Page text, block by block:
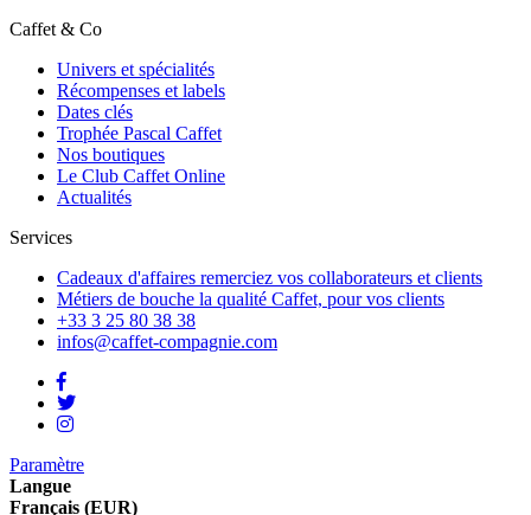
Caffet & Co
Univers et spécialités
Récompenses et labels
Dates clés
Trophée Pascal Caffet
Nos boutiques
Le Club Caffet Online
Actualités
Services
Cadeaux d'affaires remerciez vos collaborateurs et clients
Métiers de bouche la qualité Caffet, pour vos clients
+33 3 25 80 38 38
infos@caffet-compagnie.com
Paramètre
Langue
Français (EUR)